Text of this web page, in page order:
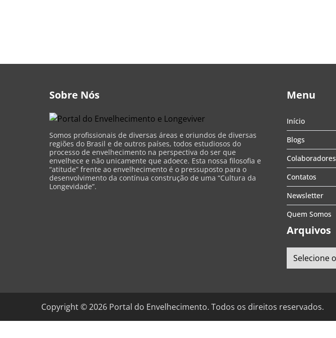
Sobre Nós
Somos profissionais de diversas áreas e oriundos de diversas
regiões do Brasil e de outros países, todos estudiosos do
processo de envelhecimento na perspectiva do ser que
envelhece e não unicamente que adoece. Esta nossa filosofia e
“atitude” frente ao envelhecimento é o pressuposto para o
desenvolvimento da contínua construção de uma “Cultura da
Longevidade”.
Menu
Início
Blogs
Colaboradores
Contatos
Newsletter
Quem Somos
Arquivos
Copyright ©2026 Portal do Envelhecimento. Todos os direitos reservados.